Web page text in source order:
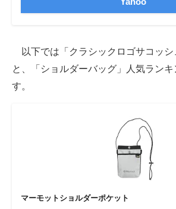
以下では「クラシックロゴサコッシ
と、「ショルダーバッグ」人気ランキ
す。
マーモットショルダーポケット